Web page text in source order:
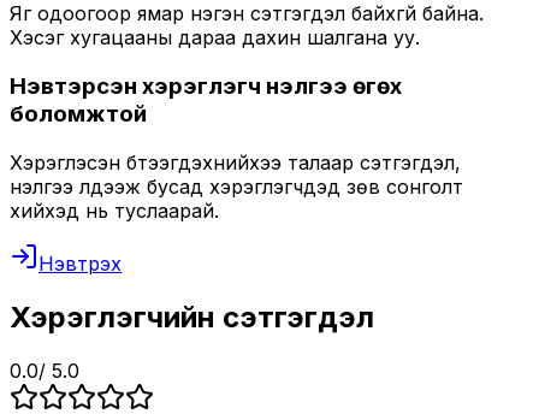
Яг одоогоор ямар нэгэн сэтгэгдэл байхгүй байна.
Хэсэг хугацааны дараа дахин шалгана уу.
Нэвтэрсэн хэрэглэгч үнэлгээ өгөх
боломжтой
Хэрэглэсэн бүтээгдэхүүнийхээ талаар сэтгэгдэл,
үнэлгээ үлдээж бусад хэрэглэгчдэд зөв сонголт
хийхэд нь туслаарай.
Нэвтрэх
Хэрэглэгчийн сэтгэгдэл
0.0/ 5.0